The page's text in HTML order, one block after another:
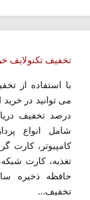
تخفیف تکنولایف
با استفاده از
درصد تخفیف
شامل انواع
کامپیوتر، کارت
تغذیه، کارت
حافظه ذخیره
تخفیف...